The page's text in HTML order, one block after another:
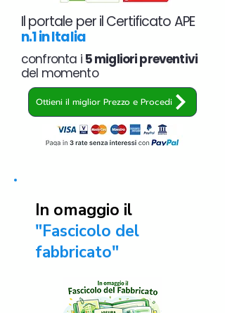
Il portale per il Certificato APE
n.1 in Italia
confronta i 5 migliori preventivi
del momento
Ottieni il miglior Prezzo e Procedi
In omaggio il
"Fascicolo del
fabbricato"